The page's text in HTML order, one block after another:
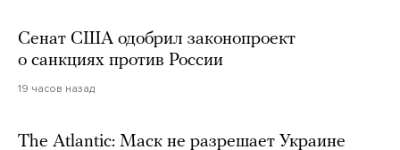
Сенат США одобрил законопроект
о санкциях против России
19 часов назад
The Atlantic: Маск не разрешает Украине